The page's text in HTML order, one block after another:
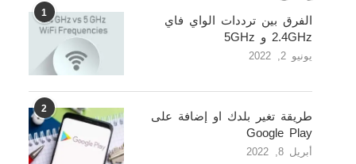
1
الفرق بين ترددات الواي فاي
2.4GHz و 5GHz
يونيو 2, 2022
2
طريقة تغير بلدك او إضافة على
Google Play
أبريل 8, 2022